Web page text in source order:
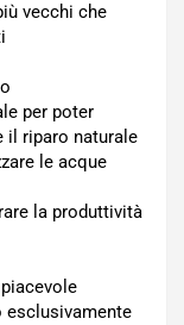
vecchi che
per poter
il riparo naturale
le acque
la produttività
esclusivamente